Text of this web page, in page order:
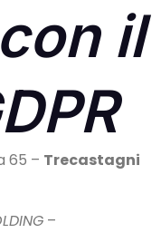
il
65 – Trecastagni
–